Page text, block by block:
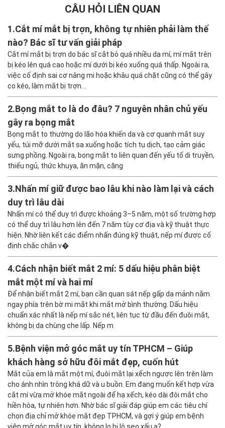
CÂU HỎI LIÊN QUAN
1.Cắt mí mắt bị trợn, không tự nhiên phải làm thế
nào? Bác sĩ tư vấn giải pháp
Cắt mí mắt bị trợn do bác sĩ cắt bỏ quá nhiều da mí, mí mắt trên
bị kéo lên quá cao hoặc mí dưới bị kéo xuống quá thấp. Ngoài ra,
việc cố định sai cơ nâng mi hoặc khâu quá chặt cũng có thể gây
co kéo, làm mắt bị trợn. .
2.Bọng mắt to là do đâu? 7 nguyên nhân chủ yếu
gây ra bọng mắt
Bọng mắt to thường do lão hóa khiến da và cơ quanh mắt suy
yếu, túi mỡ dưới mắt sa xuống hoặc tích tụ dịch, tạo cảm giác
sưng phồng. Ngoài ra, bọng mắt to liên quan đến yếu tố di truyền,
thiếu ngủ, thức khuya, ăn mặn, căng
3.Nhấn mí giữ được bao lâu khi nào làm lại và cách
duy trì lâu dài
Nhấn mí có thể duy trì được khoảng 3–5 năm, một số trường hợp
có thể duy trì lâu hơn lên đến 7 năm tùy cơ địa và kỹ thuật thực
hiện. Nhờ liên kết các điểm nhấn đúng kỹ thuật, nếp mí được cố
định chắc chắn v�
4.Cách nhận biết mắt 2 mí: 5 dấu hiệu phân biệt
mắt một mí và hai mí
Để nhận biết mắt 2 mí, bạn cần quan sát nếp gấp da mảnh nằm
ngay phía trên bờ mi mắt khi mắt mở bình thường. Dấu hiệu
chuẩn xác nhất là nếp mí sắc nét, liên tục từ đầu đến đuôi mắt,
không bị da chùng che lấp. Nếp m
5.Bệnh viện mở góc mắt uy tín TPHCM – Giúp
khách hàng sở hữu đôi mắt đẹp, cuốn hút
Mắt của em là mắt một mí, đuôi mắt lại xếch ngược lên trên làm
cho ánh nhìn trông khá dữ và u buồn. Em đang muốn kết hợp vừa
cắt mí vừa mở khóe mắt ngoài để hạ xếch, kéo dài đôi mắt cho
hiền hòa, tự nhiên hơn. Nhờ bác sĩ giải đáp giúp em các tiêu chí
chọn địa chỉ mở khóe mắt đẹp TPHCM, và gợi ý giúp em bệnh